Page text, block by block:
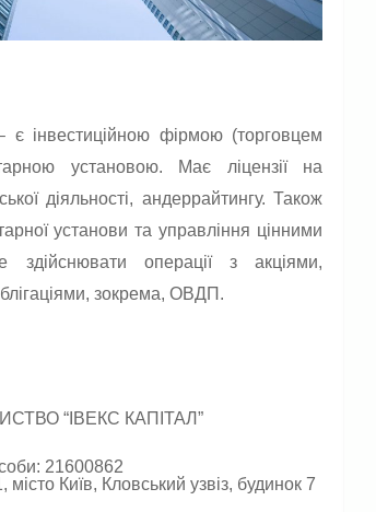
є інвестиційною фірмою (торговцем
установою. Має ліцензії на
діяльності, андеррайтингу. Також
установи та управління цінними
операції з акціями,
зокрема, ОВДП.
“ІВЕКС КАПІТАЛ”
21600862
Київ, Кловський узвіз, будинок 7